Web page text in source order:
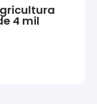
4 mil